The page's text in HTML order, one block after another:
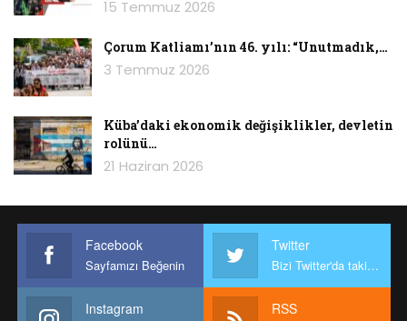
15 Temmuz 2026
Çorum Katliamı’nın 46. yılı: “Unutmadık,…
3 Temmuz 2026
Küba’daki ekonomik değişiklikler, devletin
rolünü…
21 Haziran 2026
Facebook
Sayfamızı Beğenin
Twitter
Bizi Twitter'da takip edin
Instagram RSS